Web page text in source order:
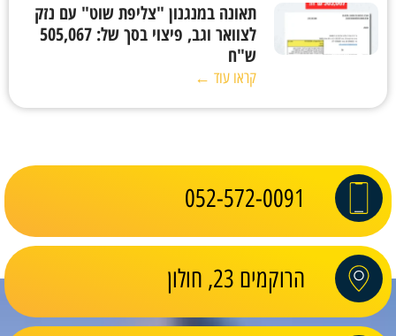
תאונה במנגנון "צליפת שוט" עם נזק
לצוואר וגב, פיצוי בסך של: 505,067
ש"ח
קראו עוד ←
052-572-0091
הרוקמים 23, חולון